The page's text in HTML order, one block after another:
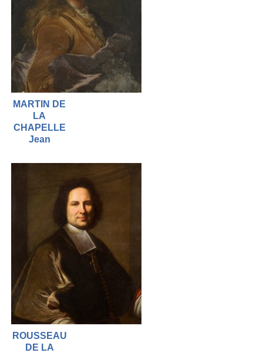
MARTIN DE
LA
CHAPELLE
Jean
ROUSSEAU
DE LA